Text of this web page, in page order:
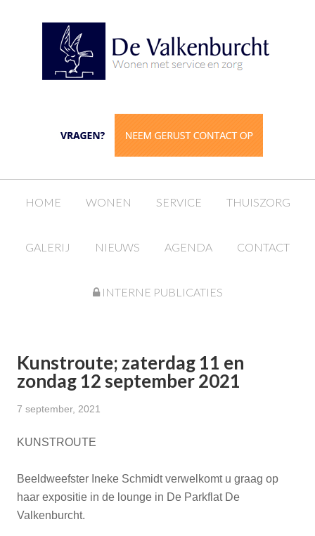
HOME WONEN SERVICE THUISZORG
GALERIJ NIEUWS AGENDA CONTACT
INTERNE PUBLICATIES
Kunstroute; zaterdag 11 en
zondag 12 september 2021
7 september, 2021
KUNSTROUTE
Beeldweefster Ineke Schmidt verwelkomt u graag op
haar expositie in de lounge in De Parkflat De
Valkenburcht.